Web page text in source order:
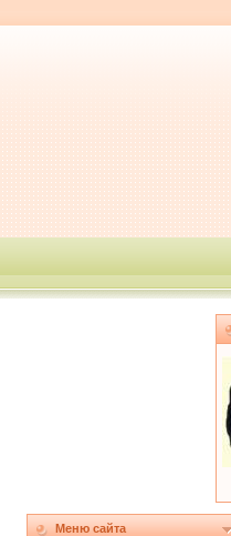
Меню сайта